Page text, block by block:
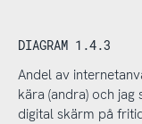
DIAGRAM 1.4.3
Andel av
kära (andra) och
digital skärm på